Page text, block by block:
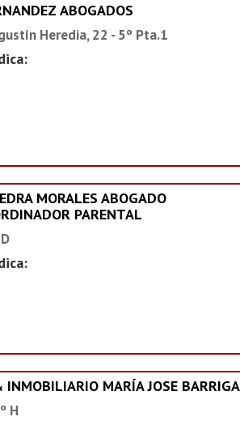
ABOGADOS
Heredia, 22 - 5º Pta.1
MORALES ABOGADO
PARENTAL
INMOBILIARIO MARÍA JOSE BARRIGA
H